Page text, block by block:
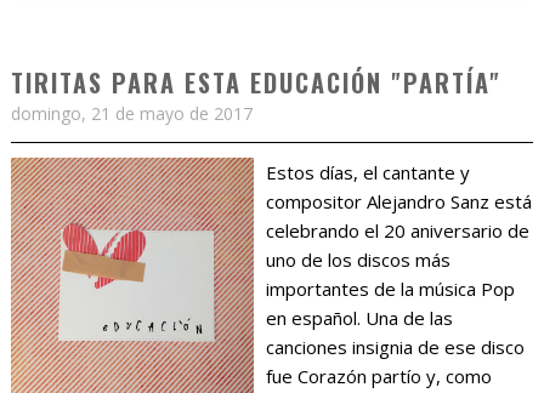
TIRITAS PARA ESTA EDUCACIÓN "PARTÍA"
domingo, 21 de mayo de 2017
Estos días, el cantante y
compositor Alejandro Sanz está
celebrando el 20 aniversario de
uno de los discos más
importantes de la música Pop
en español. Una de las
canciones insignia de ese disco
fue Corazón partío y, como